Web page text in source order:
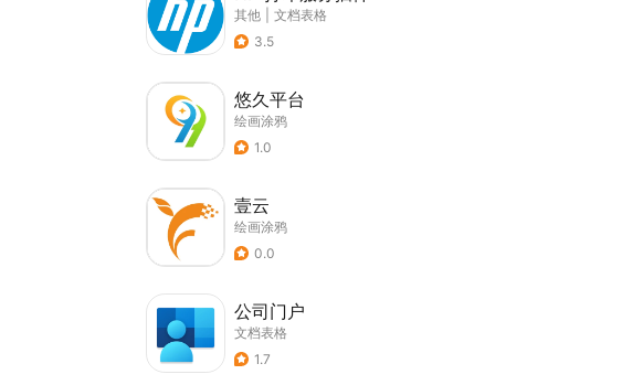
其他
文档表格
3.5
悠久平台
绘画涂鸦
1.0
壹云
绘画涂鸦
0.0
公司门户
文档表格
1.7